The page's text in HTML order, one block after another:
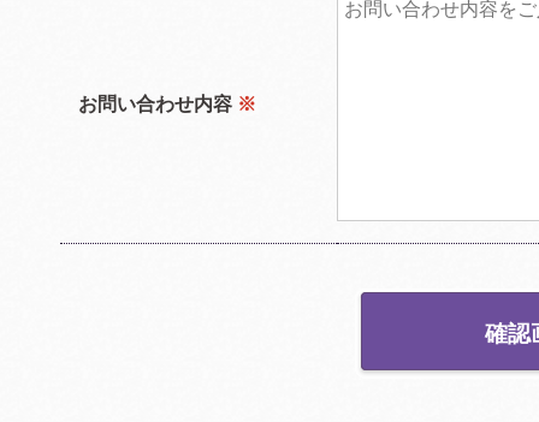
お問い合わせ内容 ※